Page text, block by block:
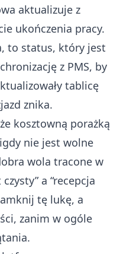
aktualizuje z
ukończenia pracy.
to status, który jest
z PMS, by
tablicę
znika.
kosztowną porażką
nie jest wolne
wola tracone w
a “recepcja
tę lukę, a
zanim w ogóle